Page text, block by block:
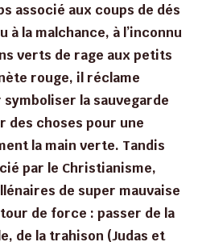
associé aux coups de dés
à la malchance, à l’inconnu
verts de rage aux petits
rouge, il réclame
symboliser la sauvegarde
des choses pour une
la main verte. Tandis
par le Christianisme,
de super mauvaise
de force : passer de la
de la trahison (Judas et